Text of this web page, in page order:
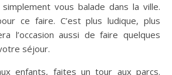
vous balade dans la ville.
ce faire. C’est plus ludique, plus
l’occasion aussi de faire quelques
séjour.
enfants, faites un tour aux parcs.